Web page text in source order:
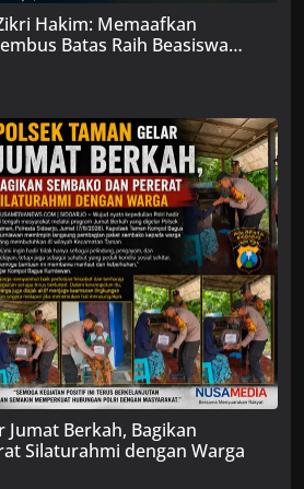
Hakim: Memaafkan
Batas Raih Beasiswa
Jumat Berkah, Bagikan
Silaturahmi dengan Warga